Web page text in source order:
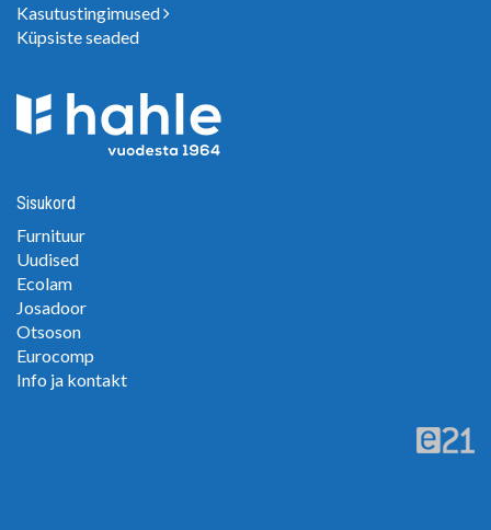
Kasutustingimused
Küpsiste seaded
Sisukord
Furnituur
Uudised
Ecolam
Josadoor
Otsoson
Eurocomp
Info ja kontakt